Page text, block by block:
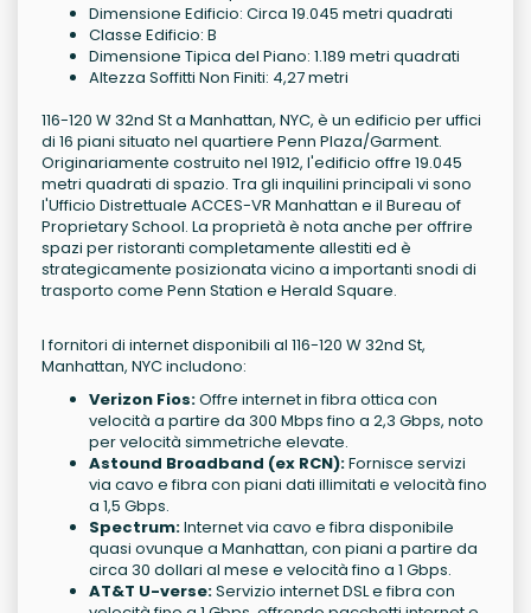
Dimensione Edificio: Circa 19.045 metri quadrati
Classe Edificio: B
Dimensione Tipica del Piano: 1.189 metri quadrati
Altezza Soffitti Non Finiti: 4,27 metri
116-120 W 32nd St a Manhattan, NYC, è un edificio per uffici
di 16 piani situato nel quartiere Penn Plaza/Garment.
Originariamente costruito nel 1912, l'edificio offre 19.045
metri quadrati di spazio. Tra gli inquilini principali vi sono
l'Ufficio Distrettuale ACCES-VR Manhattan e il Bureau of
Proprietary School. La proprietà è nota anche per offrire
spazi per ristoranti completamente allestiti ed è
strategicamente posizionata vicino a importanti snodi di
trasporto come Penn Station e Herald Square.
I fornitori di internet disponibili al 116-120 W 32nd St,
Manhattan, NYC includono:
Verizon Fios:Offre internet in fibra ottica con
velocità a partire da 300 Mbps fino a 2,3 Gbps, noto
per velocità simmetriche elevate.
Astound Broadband (ex RCN):Fornisce servizi
via cavo e fibra con piani dati illimitati e velocità fino
a 1,5 Gbps.
Spectrum:Internet via cavo e fibra disponibile
quasi ovunque a Manhattan, con piani a partire da
circa 30 dollari al mese e velocità fino a 1 Gbps.
AT&T U-verse:Servizio internet DSL e fibra con